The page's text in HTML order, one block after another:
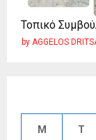
Τοπικό
by AGGELOS
M T